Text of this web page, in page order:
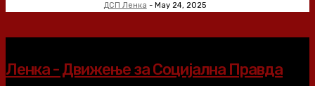
ДСП Ленка - May 24, 2025
Ленка - Движење за Социјална Правда